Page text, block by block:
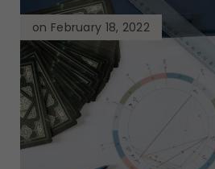
on February 18, 2022